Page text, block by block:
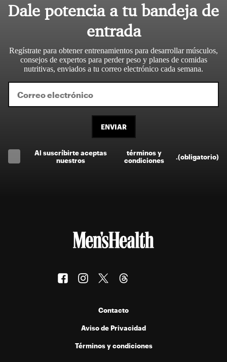
Dale potencia a tu bandeja de
entrada
Regístrate para obtener entrenamientos para desarrollar músculos,
consejos de expertos para perder peso y planes de comidas
nutritivas, enviados a tu correo electrónico cada semana.
ENVIAR
Al suscríbirte aceptas
nuestros
términos y
condiciones
(obligatorio)
Contacto
Aviso de Privacidad
Términos y condiciones